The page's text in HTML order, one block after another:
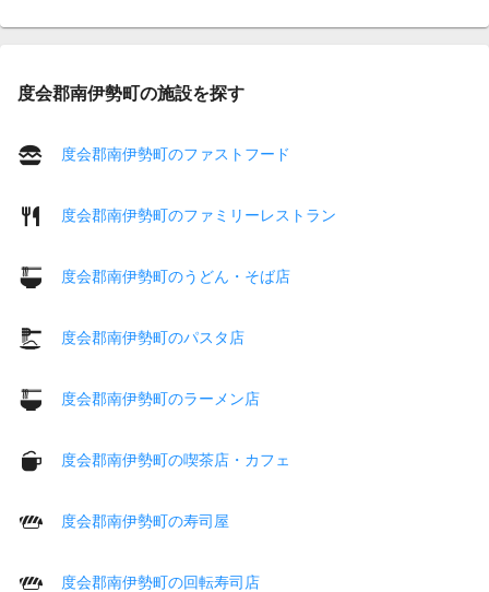
度会郡南伊勢町の施設を探す
度会郡南伊勢町のファストフード
度会郡南伊勢町のファミリーレストラン
度会郡南伊勢町のうどん・そば店
度会郡南伊勢町のパスタ店
度会郡南伊勢町のラーメン店
度会郡南伊勢町の喫茶店・カフェ
度会郡南伊勢町の寿司屋
度会郡南伊勢町の回転寿司店